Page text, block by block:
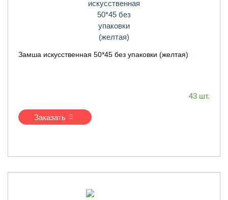
Замша искусственная 50*45 без упаковки (желтая)
43 шт.
Заказать